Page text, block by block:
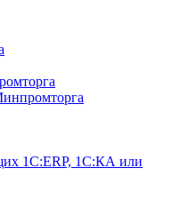
1C:ERP, 1С:КА или